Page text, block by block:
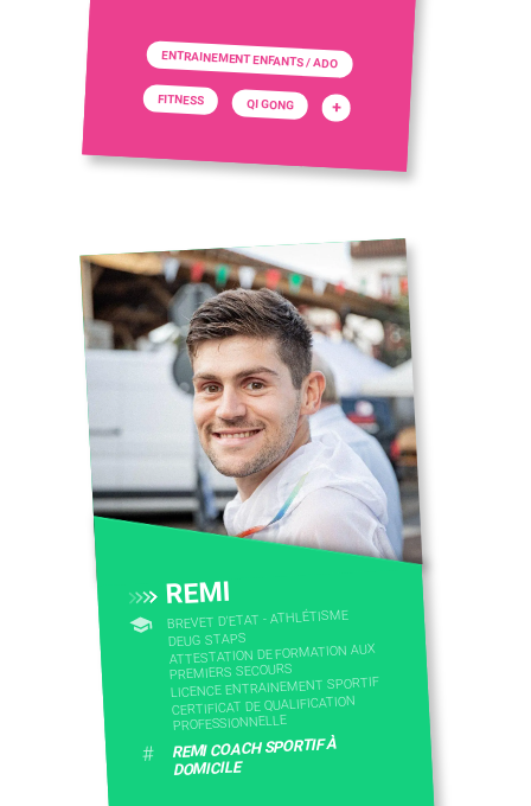
ENTRAINEMENT ENFANTS / ADO
FITNESS QI GONG +
REMI
BREVET D'ETAT - ATHLÉTISME
DEUG STAPS
ATTESTATION DE FORMATION AUX
PREMIERS SECOURS
LICENCE ENTRAINEMENT SPORTIF
CERTIFICAT DE QUALIFICATION
PROFESSIONNELLE
# REMI COACH SPORTIF À
DOMICILE